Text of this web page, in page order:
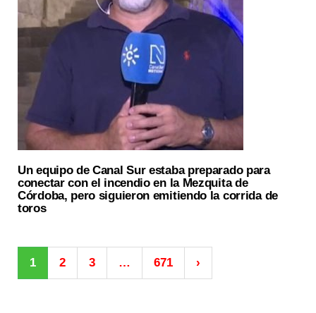
Un equipo de Canal Sur estaba preparado para
conectar con el incendio en la Mezquita de
Córdoba, pero siguieron emitiendo la corrida de
toros
1 2 3 … 671 ›